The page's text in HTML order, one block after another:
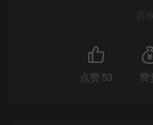
点赞 53 赞